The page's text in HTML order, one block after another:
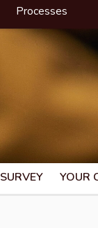
Processes
SURVEY YOUR